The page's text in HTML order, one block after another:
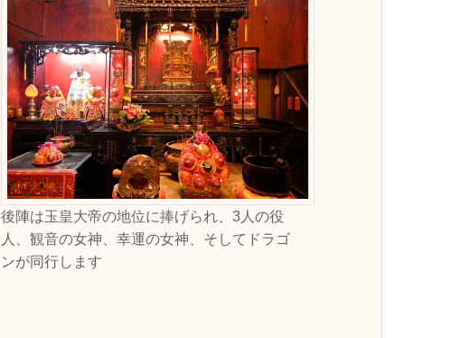
後陣は玉皇大帝の地位に捧げられ、3人の役
人、観音の女神、幸運の女神、そしてドラゴ
ンが同行します